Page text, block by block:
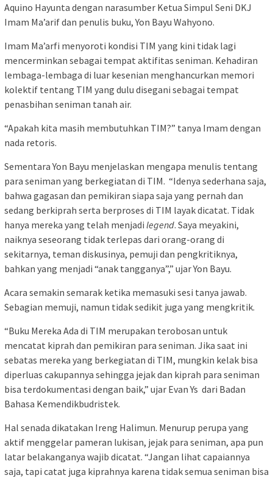
Aquino Hayunta dengan narasumber Ketua Simpul Seni DKJ
Imam Ma’arif dan penulis buku, Yon Bayu Wahyono.
Imam Ma’arfi menyoroti kondisi TIM yang kini tidak lagi
mencerminkan sebagai tempat aktifitas seniman. Kehadiran
lembaga-lembaga di luar kesenian menghancurkan memori
kolektif tentang TIM yang dulu disegani sebagai tempat
penasbihan seniman tanah air.
“Apakah kita masih membutuhkan TIM?” tanya Imam dengan
nada retoris.
Sementara Yon Bayu menjelaskan mengapa menulis tentang
para seniman yang berkegiatan di TIM. “Idenya sederhana saja,
bahwa gagasan dan pemikiran siapa saja yang pernah dan
sedang berkiprah serta berproses di TIM layak dicatat. Tidak
hanya mereka yang telah menjadi legend. Saya meyakini,
naiknya seseorang tidak terlepas dari orang-orang di
sekitarnya, teman diskusinya, pemuji dan pengkritiknya,
bahkan yang menjadi “anak tangganya”,” ujar Yon Bayu.
Acara semakin semarak ketika memasuki sesi tanya jawab.
Sebagian memuji, namun tidak sedikit juga yang mengkritik.
“Buku Mereka Ada di TIM merupakan terobosan untuk
mencatat kiprah dan pemikiran para seniman. Jika saat ini
sebatas mereka yang berkegiatan di TIM, mungkin kelak bisa
diperluas cakupannya sehingga jejak dan kiprah para seniman
bisa terdokumentasi dengan baik,” ujar Evan Ys dari Badan
Bahasa Kemendikbudristek.
Hal senada dikatakan Ireng Halimun. Menurup perupa yang
aktif menggelar pameran lukisan, jejak para seniman, apa pun
latar belakanganya wajib dicatat. “Jangan lihat capaiannya
saja, tapi catat juga kiprahnya karena tidak semua seniman bisa